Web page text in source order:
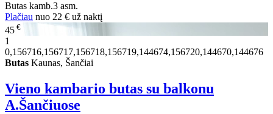
Butas kamb.3 asm.
Plačiau nuo 22 € už naktį
45 €
1
0,156716,156717,156718,156719,144674,156720,144670,144676
Butas Kaunas, Šančiai
Vieno kambario butas su balkonu
A.Šančiuose